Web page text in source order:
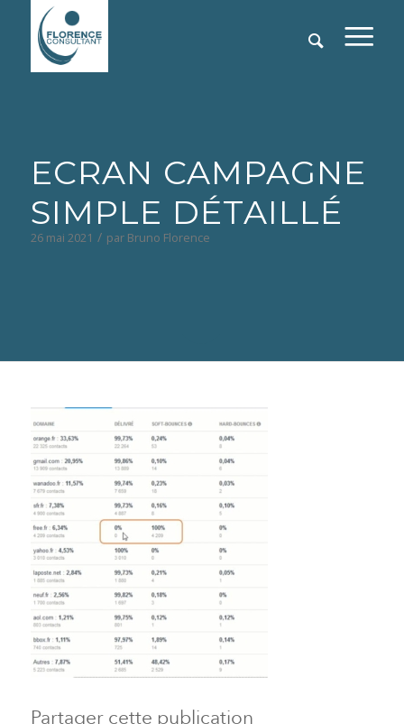
ECRAN CAMPAGNE
SIMPLE DÉTAILLÉ
26 mai 2021 / par Bruno Florence
Partager cette publication